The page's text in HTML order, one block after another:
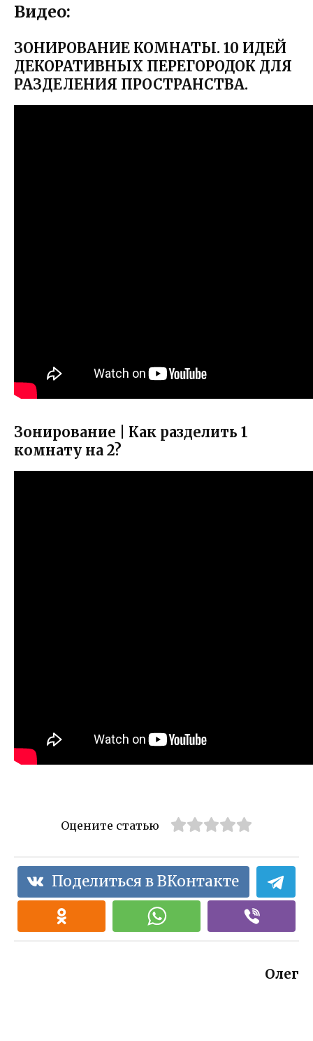
Видео:
ЗОНИРОВАНИЕ КОМНАТЫ. 10 ИДЕЙ
ДЕКОРАТИВНЫХ ПЕРЕГОРОДОК ДЛЯ
РАЗДЕЛЕНИЯ ПРОСТРАНСТВА.
Зонирование | Как разделить 1
комнату на 2?
Оцените статью
Поделиться в ВКонтакте
Олег